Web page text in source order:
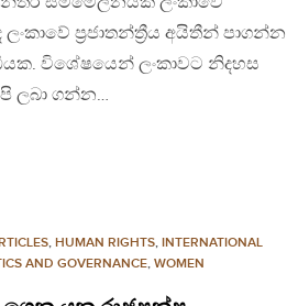
ප්‍රජාතන්ත්‍රීය අයිතීන් පාගන්න
විශේෂයෙන් ලංකාවට නිදහස
ලබා ගන්න…
, HUMAN RIGHTS, INTERNATIONAL
AND GOVERNANCE, WOMEN